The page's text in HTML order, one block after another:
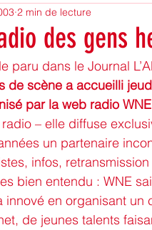
City Of the future
professionnelle
de Presse
Vie des
des gens
2 min de lecture
paru dans le Journal
de scène a accueilli
par la web radio
– elle diffuse
un partenaire
infos,
bien entendu : WNE
innové en organisant un
de jeunes talents